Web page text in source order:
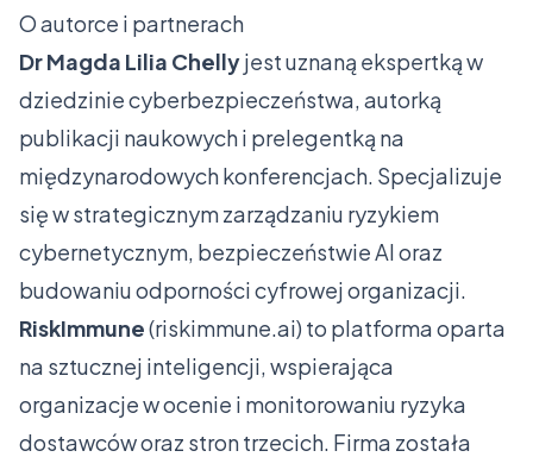
O autorce i partnerach
Dr Magda Lilia Chellyjest uznaną ekspertką w
dziedzinie cyberbezpieczeństwa, autorką
publikacji naukowych i prelegentką na
międzynarodowych konferencjach. Specjalizuje
się w strategicznym zarządzaniu ryzykiem
cybernetycznym, bezpieczeństwie AI oraz
budowaniu odporności cyfrowej organizacji.
RiskImmune(riskimmune.ai) to platforma oparta
na sztucznej inteligencji, wspierająca
organizacje w ocenie i monitorowaniu ryzyka
dostawców oraz stron trzecich. Firma została